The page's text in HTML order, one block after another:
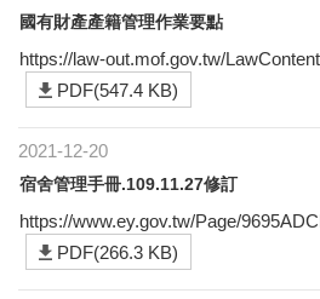
國有財產產籍管理作業要點
https://law-out.mof.gov.tw/
PDF(547.4 KB)
2021-12-20
宿舍管理手冊.109.11.27修訂
https://www.ey.gov.tw/Page/
PDF(266.3 KB)